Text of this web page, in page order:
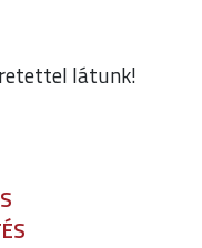
látunk!